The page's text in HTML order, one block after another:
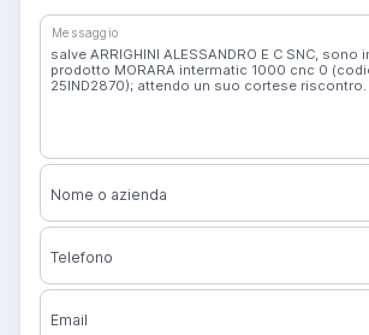
Messaggio
Nome o azienda
Telefono
Email